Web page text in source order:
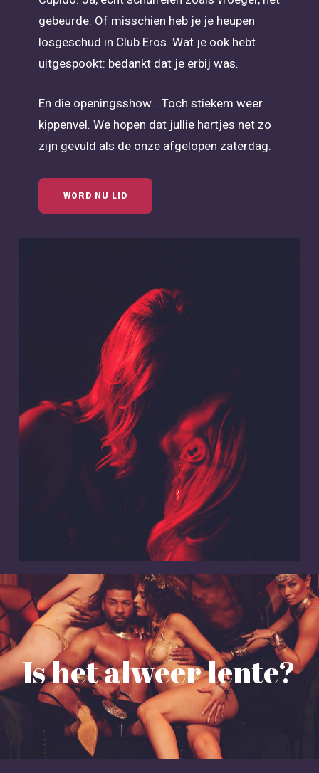
gebeurde. Of misschien heb je je heupen
losgeschud in Club Eros. Wat je ook hebt
uitgespookt: bedankt dat je erbij was.
En die openingsshow… Toch stiekem weer
kippenvel. We hopen dat jullie hartjes net zo
zijn gevuld als de onze afgelopen zaterdag.
WORD NU LID
Is het alweer lente?